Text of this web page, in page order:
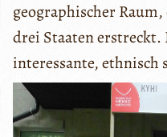
geographischer
drei Staaten erstreckt.
interessante, ethnisch